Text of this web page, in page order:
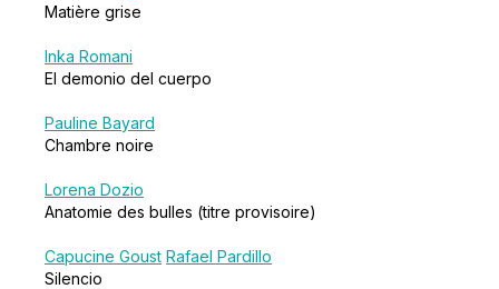
Matière grise
Inka Romani
El demonio del cuerpo
Pauline Bayard
Chambre noire
Lorena Dozio
Anatomie des bulles (titre provisoire)
Capucine Goust Rafael Pardillo
Silencio